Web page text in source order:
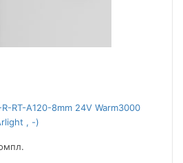
RT-A120-8mm 24V Warm3000
, -)